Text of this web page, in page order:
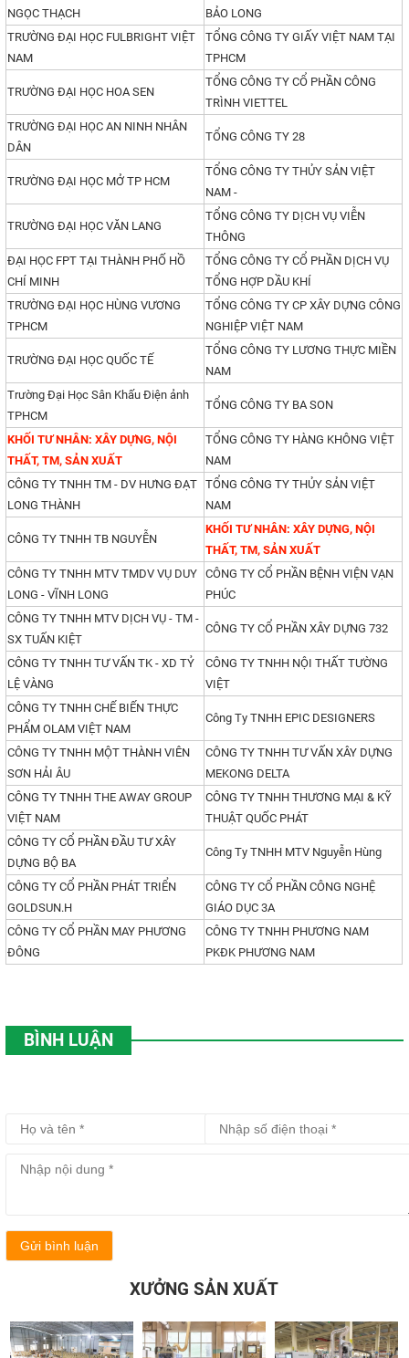
NGỌC THẠCH
BẢO LONG
TRƯỜNG ĐẠI HỌC FULBRIGHT VIỆT
NAM
TỔNG CÔNG TY GIẤY VIỆT NAM TẠI
TPHCM
TRƯỜNG ĐẠI HỌC HOA SEN
TỔNG CÔNG TY CỔ PHẦN CÔNG
TRÌNH VIETTEL
TRƯỜNG ĐẠI HỌC AN NINH NHÂN
DÂN
TỔNG CÔNG TY 28
TRƯỜNG ĐẠI HỌC MỞ TP HCM
TỔNG CÔNG TY THỦY SẢN VIỆT
NAM -
TRƯỜNG ĐẠI HỌC VĂN LANG
TỔNG CÔNG TY DỊCH VỤ VIỄN
THÔNG
ĐẠI HỌC FPT TẠI THÀNH PHỐ HỒ
CHÍ MINH
TỔNG CÔNG TY CỔ PHẦN DỊCH VỤ
TỔNG HỢP DẦU KHÍ
TRƯỜNG ĐẠI HỌC HÙNG VƯƠNG
TPHCM
TỔNG CÔNG TY CP XÂY DỰNG CÔNG
NGHIỆP VIỆT NAM
TRƯỜNG ĐẠI HỌC QUỐC TẾ
TỔNG CÔNG TY LƯƠNG THỰC MIỀN
NAM
Trường Đại Học Sân Khấu Điện ảnh
TPHCM
TỔNG CÔNG TY BA SON
KHỐI TƯ NHÂN: XÂY DỰNG, NỘI
THẤT, TM, SẢN XUẤT
TỔNG CÔNG TY HÀNG KHÔNG VIỆT
NAM
CÔNG TY TNHH TM - DV HƯNG ĐẠT
LONG THÀNH
TỔNG CÔNG TY THỦY SẢN VIỆT
NAM
CÔNG TY TNHH TB NGUYỄN
KHỐI TƯ NHÂN: XÂY DỰNG, NỘI
THẤT, TM, SẢN XUẤT
CÔNG TY TNHH MTV TMDV VỤ DUY
LONG - VĨNH LONG
CÔNG TY CỔ PHẦN BỆNH VIỆN VẠN
PHÚC
CÔNG TY TNHH MTV DỊCH VỤ - TM -
SX TUẤN KIỆT
CÔNG TY CỔ PHẦN XÂY DỰNG 732
CÔNG TY TNHH TƯ VẤN TK - XD TỶ
LỆ VÀNG
CÔNG TY TNHH NỘI THẤT TƯỜNG
VIỆT
CÔNG TY TNHH CHẾ BIẾN THỰC
PHẨM OLAM VIỆT NAM
Công Ty TNHH EPIC DESIGNERS
CÔNG TY TNHH MỘT THÀNH VIÊN
SƠN HẢI ÂU
CÔNG TY TNHH TƯ VẤN XÂY DỰNG
MEKONG DELTA
CÔNG TY TNHH THE AWAY GROUP
VIỆT NAM
CÔNG TY TNHH THƯƠNG MẠI & KỸ
THUẬT QUỐC PHÁT
CÔNG TY CỔ PHẦN ĐẦU TƯ XÂY
DỰNG BỘ BA
Công Ty TNHH MTV Nguyễn Hùng
CÔNG TY CỔ PHẦN PHÁT TRIỂN
GOLDSUN.H
CÔNG TY CỔ PHẦN CÔNG NGHỆ
GIÁO DỤC 3A
CÔNG TY CỔ PHẦN MAY PHƯƠNG
ĐÔNG
CÔNG TY TNHH PHƯƠNG NAM
PKĐK PHƯƠNG NAM
BÌNH LUẬN
Gửi bình luận
XƯỞNG SẢN XUẤT